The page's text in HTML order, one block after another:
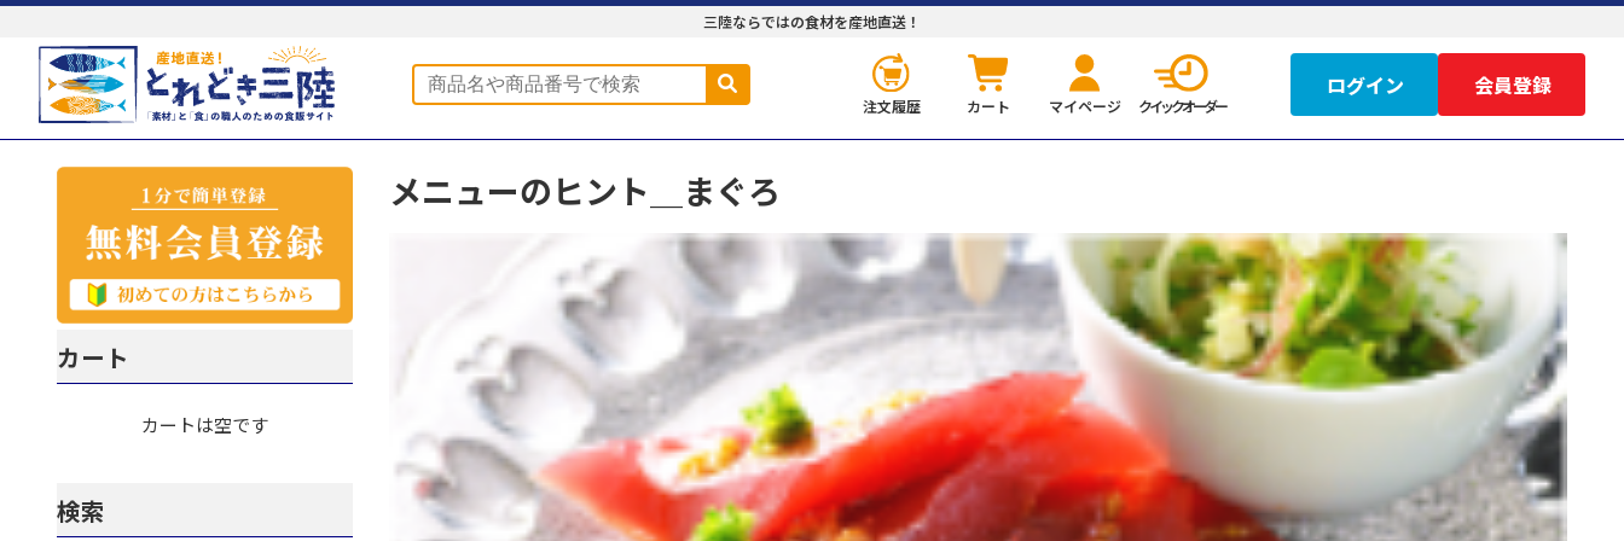
三陸ならではの食材を産地直送！
注文履歴 カート マイページ クイックオーダー
ログイン
メニューのヒント＿まぐろ
カート
カートは空です
検索